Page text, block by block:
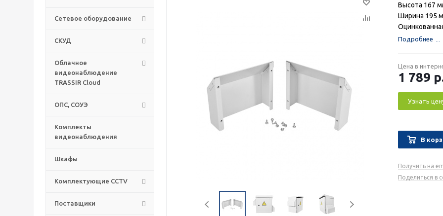
Сетевое оборудование
СКУД
Облачное
видеонаблюдение
TRASSIR Cloud
ОПС, СОУЭ
Комплекты
видеонаблюдения
Шкафы
Комплектующие CCTV
Поставщики
Высота 167
Ширина 195
Подробнее
Цена в
1 789
Узнать
В
Получить на
Поделиться в